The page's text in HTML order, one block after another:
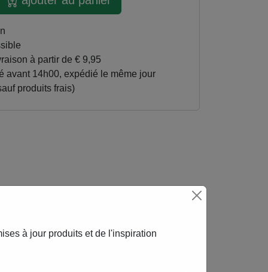
à jour produits et de l'inspiration
de 5 litres
à partir de € 9,95
produits frais)